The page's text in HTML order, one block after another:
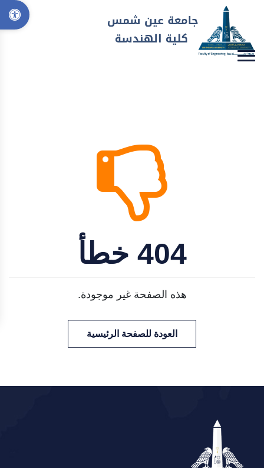
404 خطأ
هذه الصفحة غير موجودة.
العودة للصفحة الرئيسية